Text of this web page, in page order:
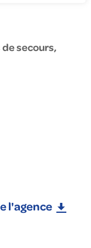
secours,
l'agence